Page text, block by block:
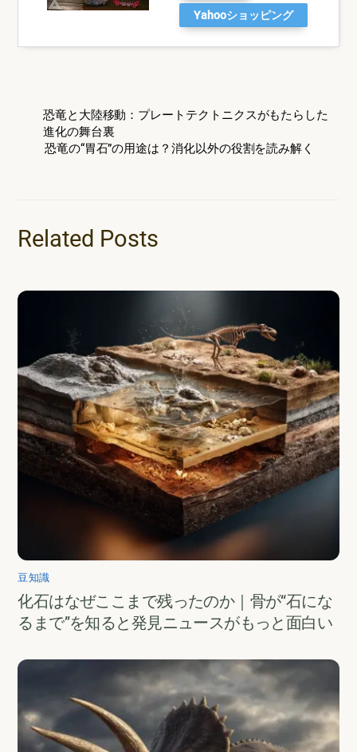
Yahooショッピング
恐竜と大陸移動：プレートテクトニクスがもたらした
進化の舞台裏
恐竜の“胃石”の用途は？消化以外の役割を読み解く
Related Posts
豆知識
化石はなぜここまで残ったのか｜骨が“石にな
るまで”を知ると発見ニュースがもっと面白い